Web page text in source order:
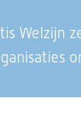
Welzijn